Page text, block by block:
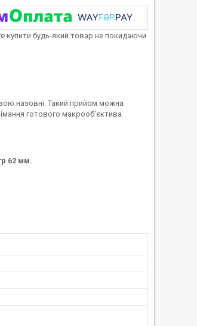
купити будь-який товар не покидаючи
назовні. Такий прийом можна
готового макрооб'єктива.
62 мм.